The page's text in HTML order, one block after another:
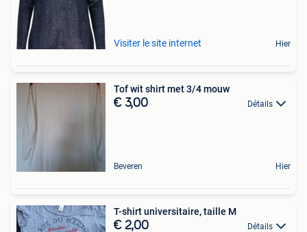
Visiter le site internet Hier
Tof wit shirt met 3/4 mouw
€ 3,00 Détails
Beveren Hier
T-shirt universitaire, taille M
€ 2,00 Détails